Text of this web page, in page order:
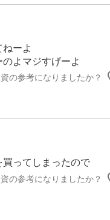
ーよ
よマジすげーよ
の参考になりましたか？
ってしまったので
の参考になりましたか？